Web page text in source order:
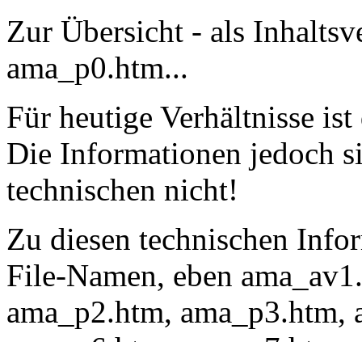
Zur Übersicht - als
ama_p0.htm...
Für heutige Verhältnisse
Die Informationen jedoch
technischen nicht!
Zu diesen technischen
File-Namen, eben
ama_p2.htm, ama_p3.htm,